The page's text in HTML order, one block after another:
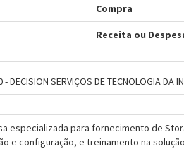
Compra
Receita ou
SERVIÇOS DE TECNOLOGIA DA
especializada para fornecimento de
e configuração, e treinamento na